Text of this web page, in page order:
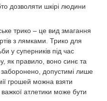
дозволяти шкірі людини
трико – це вид змагання
з лямками. Трико для
у суперників під час
як правило, воно синє та
допустимі лише
грошей можна взяти
атлетики може бути